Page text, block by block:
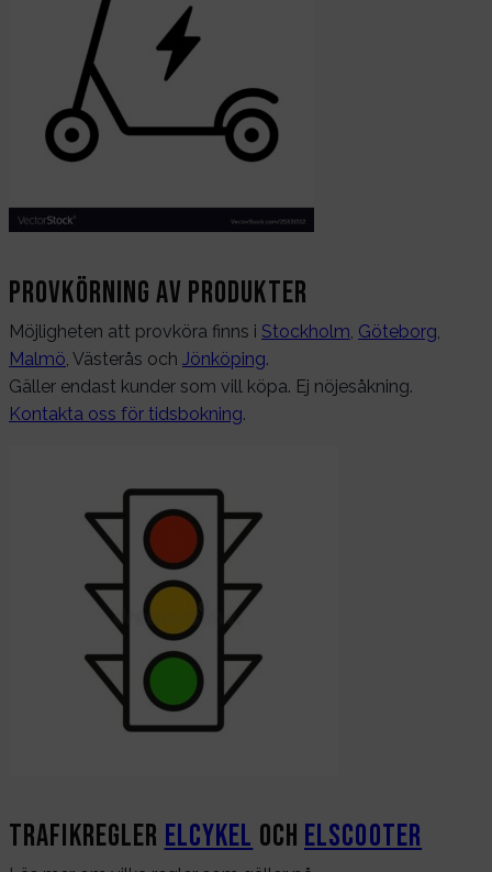
Provkörning av produkter
Möjligheten att provköra finns i Stockholm, Göteborg,
Malmö, Västerås och Jönköping.
Gäller endast kunder som vill köpa. Ej nöjesåkning.
Kontakta oss för tidsbokning.
Trafikregler Elcykel och Elscooter